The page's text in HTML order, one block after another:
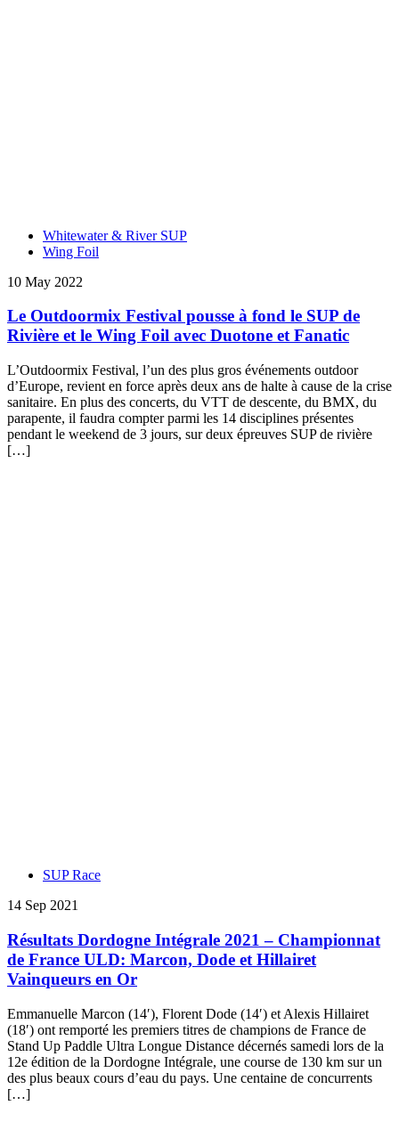
Whitewater & River SUP
Wing Foil
10 May 2022
Le Outdoormix Festival pousse à fond le SUP de
Rivière et le Wing Foil avec Duotone et Fanatic
L’Outdoormix Festival, l’un des plus gros événements outdoor
d’Europe, revient en force après deux ans de halte à cause de la crise
sanitaire. En plus des concerts, du VTT de descente, du BMX, du
parapente, il faudra compter parmi les 14 disciplines présentes
pendant le weekend de 3 jours, sur deux épreuves SUP de rivière
[…]
SUP Race
14 Sep 2021
Résultats Dordogne Intégrale 2021 – Championnat
de France ULD: Marcon, Dode et Hillairet
Vainqueurs en Or
Emmanuelle Marcon (14′), Florent Dode (14′) et Alexis Hillairet
(18′) ont remporté les premiers titres de champions de France de
Stand Up Paddle Ultra Longue Distance décernés samedi lors de la
12e édition de la Dordogne Intégrale, une course de 130 km sur un
des plus beaux cours d’eau du pays. Une centaine de concurrents
[…]